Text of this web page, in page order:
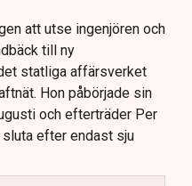
att utse ingenjören och
till ny
statliga affärsverket
Hon påbörjade sin
och efterträder Per
efter endast sju